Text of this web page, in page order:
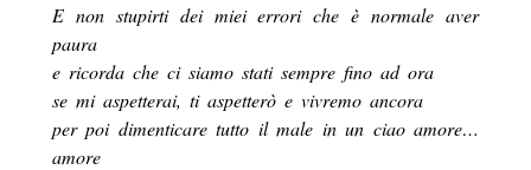
E non stupirti dei miei errori che è normale aver
paura
e ricorda che ci siamo stati sempre fino ad ora
se mi aspetterai, ti aspetterò e vivremo ancora
per poi dimenticare tutto il male in un ciao amore…
amore